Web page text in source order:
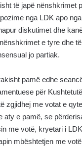
të japë nënshkrimet
nga LDK apo
diskutimet dhe
e tyre dhe
jo partiak.
pamë edhe
për
zgjidhej me votat e
aty e pamë, se
me votë, kryetari i
mbështetjen me